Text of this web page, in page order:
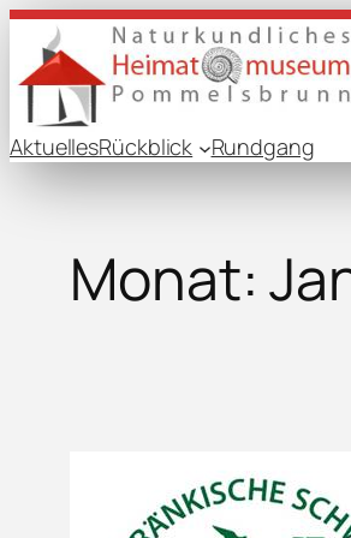
Zum
Inhalt
springen
AktuellesRückblick Rundgang
Monat: